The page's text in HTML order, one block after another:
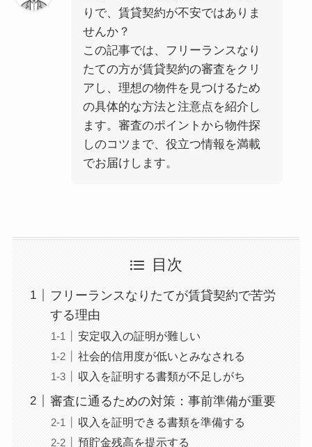
りで、賃貸契約が不安ではありま
せんか？
この記事では、フリーランスなり
たての方が賃貸契約の審査をクリ
アし、理想の物件を見つけるため
の具体的な方法と注意点を紹介し
ます。審査のポイントから物件探
しのコツまで、役立つ情報を満載
でお届けします。
目次
フリーランスなりたてが賃貸契約で苦労
する理由
安定収入の証明が難しい
社会的信用度が低いとみなされる
収入を証明する書類が不足しがち
審査に通るための対策：事前準備が重要
収入を証明できる書類を準備する
預貯金残高を提示する